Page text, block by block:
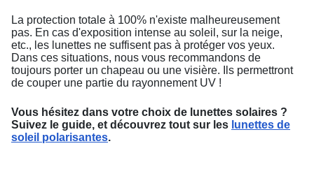
La protection totale à 100% n'existe malheureusement
pas. En cas d'exposition intense au soleil, sur la neige,
etc., les lunettes ne suffisent pas à protéger vos yeux.
Dans ces situations, nous vous recommandons de
toujours porter un chapeau ou une visière. Ils permettront
de couper une partie du rayonnement UV !
Vous hésitez dans votre choix de lunettes solaires ?
Suivez le guide, et découvrez tout sur les lunettes de
soleil polarisantes.